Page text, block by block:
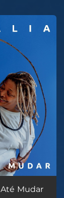
03:30
Mudar